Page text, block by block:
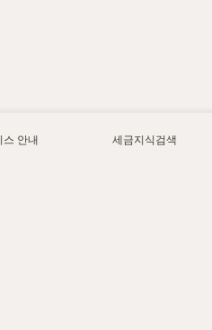
스 안내 세금지식검색